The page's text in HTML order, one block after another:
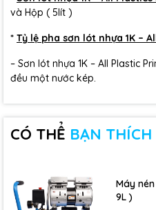
và Hộp ( 5lít )
* Tỷ lệ pha sơn lót nhựa 1K –
– Sơn lót nhựa 1K – All Plastic
đều một nước kép.
CÓ THỂ BẠN THÍCH
Máy
9L )